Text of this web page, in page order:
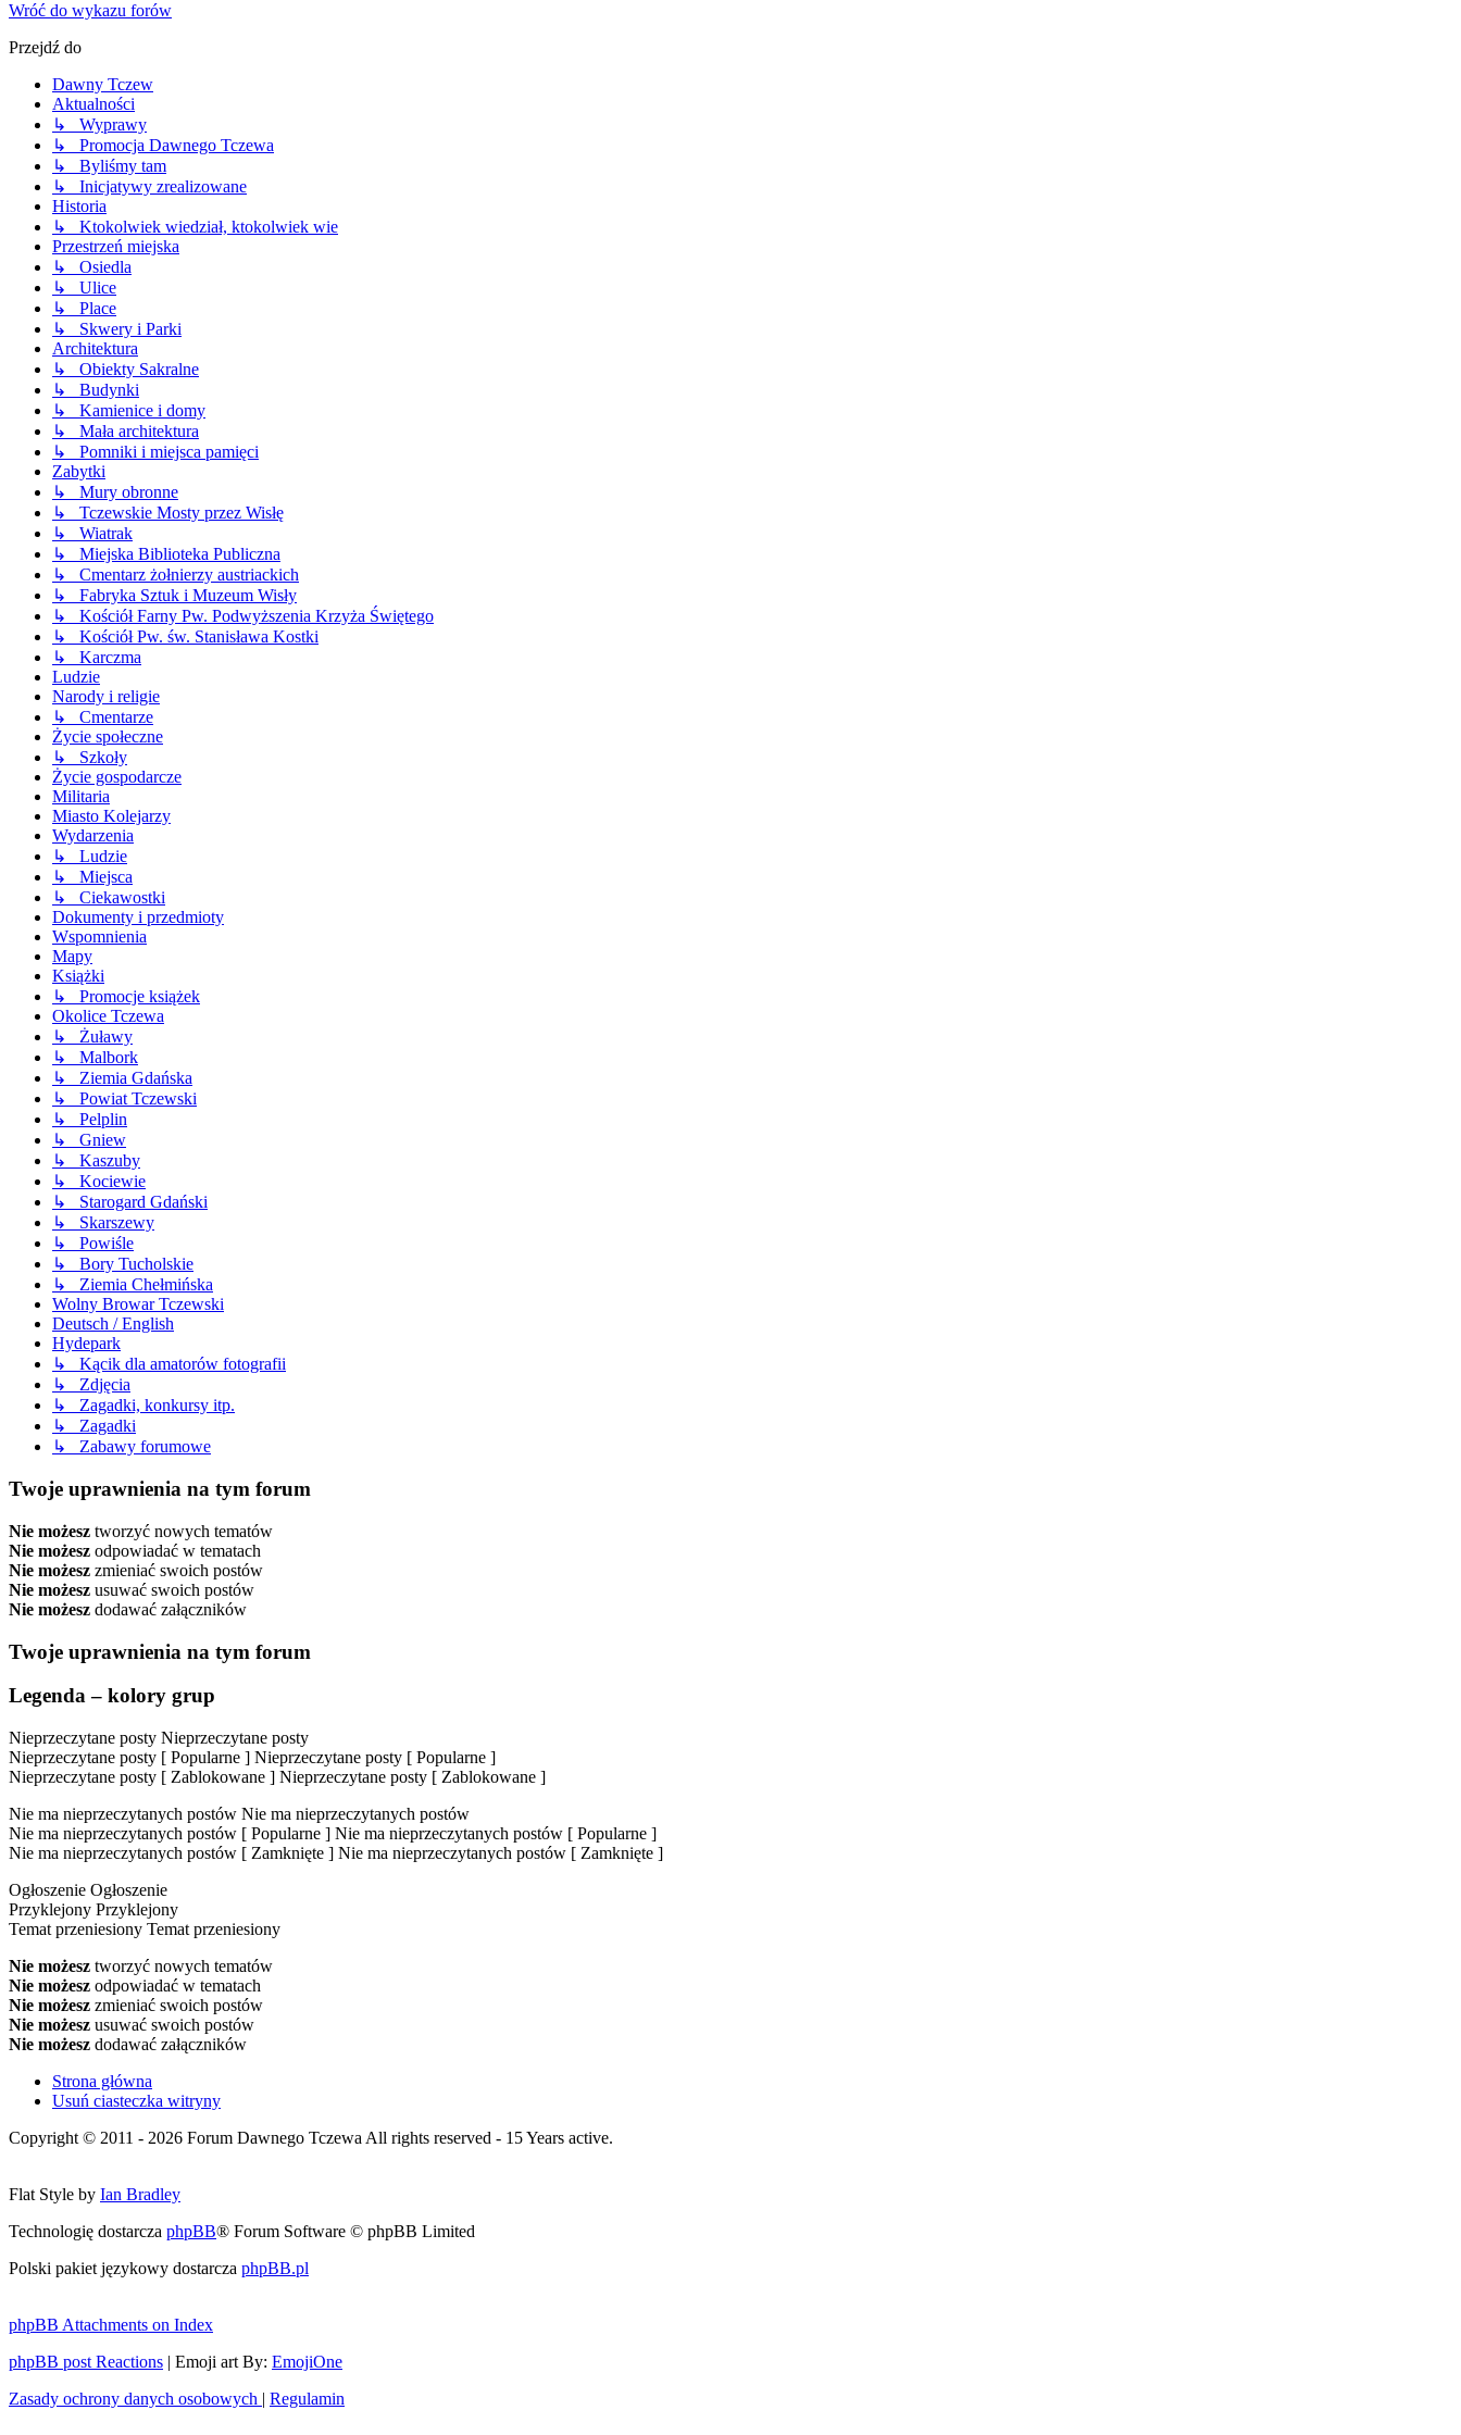
Wróć do wykazu forów
Przejdź do
Dawny Tczew
Aktualności
↳ Wyprawy
↳ Promocja Dawnego Tczewa
↳ Byliśmy tam
↳ Inicjatywy zrealizowane
Historia
↳ Ktokolwiek wiedział, ktokolwiek wie
Przestrzeń miejska
↳ Osiedla
↳ Ulice
↳ Place
↳ Skwery i Parki
Architektura
↳ Obiekty Sakralne
↳ Budynki
↳ Kamienice i domy
↳ Mała architektura
↳ Pomniki i miejsca pamięci
Zabytki
↳ Mury obronne
↳ Tczewskie Mosty przez Wisłę
↳ Wiatrak
↳ Miejska Biblioteka Publiczna
↳ Cmentarz żołnierzy austriackich
↳ Fabryka Sztuk i Muzeum Wisły
↳ Kościół Farny Pw. Podwyższenia Krzyża Świętego
↳ Kościół Pw. św. Stanisława Kostki
↳ Karczma
Ludzie
Narody i religie
↳ Cmentarze
Życie społeczne
↳ Szkoły
Życie gospodarcze
Militaria
Miasto Kolejarzy
Wydarzenia
↳ Ludzie
↳ Miejsca
↳ Ciekawostki
Dokumenty i przedmioty
Wspomnienia
Mapy
Książki
↳ Promocje książek
Okolice Tczewa
↳ Żuławy
↳ Malbork
↳ Ziemia Gdańska
↳ Powiat Tczewski
↳ Pelplin
↳ Gniew
↳ Kaszuby
↳ Kociewie
↳ Starogard Gdański
↳ Skarszewy
↳ Powiśle
↳ Bory Tucholskie
↳ Ziemia Chełmińska
Wolny Browar Tczewski
Deutsch / English
Hydepark
↳ Kącik dla amatorów fotografii
↳ Zdjęcia
↳ Zagadki, konkursy itp.
↳ Zagadki
↳ Zabawy forumowe
Twoje uprawnienia na tym forum
Nie możesz tworzyć nowych tematów
Nie możesz odpowiadać w tematach
Nie możesz zmieniać swoich postów
Nie możesz usuwać swoich postów
Nie możesz dodawać załączników
Twoje uprawnienia na tym forum
Legenda – kolory grup
Nieprzeczytane posty Nieprzeczytane posty
Nieprzeczytane posty [ Popularne ] Nieprzeczytane posty [ Popularne ]
Nieprzeczytane posty [ Zablokowane ] Nieprzeczytane posty [ Zablokowane ]
Nie ma nieprzeczytanych postów Nie ma nieprzeczytanych postów
Nie ma nieprzeczytanych postów [ Popularne ] Nie ma nieprzeczytanych postów [ Popularne ]
Nie ma nieprzeczytanych postów [ Zamknięte ] Nie ma nieprzeczytanych postów [ Zamknięte ]
Ogłoszenie Ogłoszenie
Przyklejony Przyklejony
Temat przeniesiony Temat przeniesiony
Nie możesz tworzyć nowych tematów
Nie możesz odpowiadać w tematach
Nie możesz zmieniać swoich postów
Nie możesz usuwać swoich postów
Nie możesz dodawać załączników
Strona główna
Usuń ciasteczka witryny
Copyright © 2011 - 2026 Forum Dawnego Tczewa All rights reserved - 15 Years active.
Flat Style by Ian Bradley
Technologię dostarcza phpBB® Forum Software © phpBB Limited
Polski pakiet językowy dostarcza phpBB.pl
phpBB Attachments on Index
phpBB post Reactions | Emoji art By: EmojiOne
Zasady ochrony danych osobowych | Regulamin